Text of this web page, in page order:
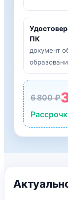
ПК
документ
6 800 ₽